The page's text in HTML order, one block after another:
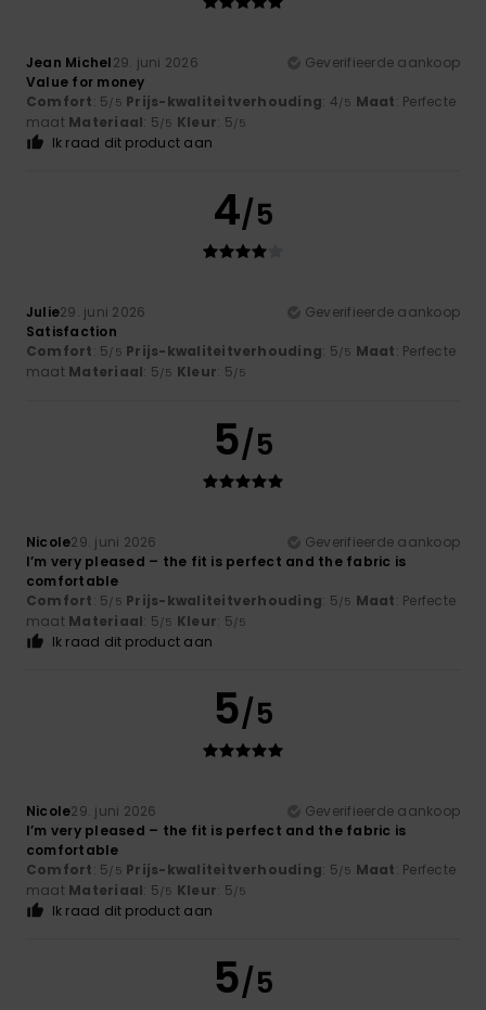
Jean Michel29. juni 2026
Geverifieerde aankoop
Value for money
Comfort: 5/5 Prijs-kwaliteitverhouding: 4/5 Maat: Perfecte
maat Materiaal: 5/5 Kleur: 5/5
Ik raad dit product aan
4/5
Julie29. juni 2026
Geverifieerde aankoop
Satisfaction
Comfort: 5/5 Prijs-kwaliteitverhouding: 5/5 Maat: Perfecte
maat Materiaal: 5/5 Kleur: 5/5
5/5
Nicole29. juni 2026
Geverifieerde aankoop
I’m very pleased – the fit is perfect and the fabric is
comfortable
Comfort: 5/5 Prijs-kwaliteitverhouding: 5/5 Maat: Perfecte
maat Materiaal: 5/5 Kleur: 5/5
Ik raad dit product aan
5/5
Nicole29. juni 2026
Geverifieerde aankoop
I’m very pleased – the fit is perfect and the fabric is
comfortable
Comfort: 5/5 Prijs-kwaliteitverhouding: 5/5 Maat: Perfecte
maat Materiaal: 5/5 Kleur: 5/5
Ik raad dit product aan
5/5